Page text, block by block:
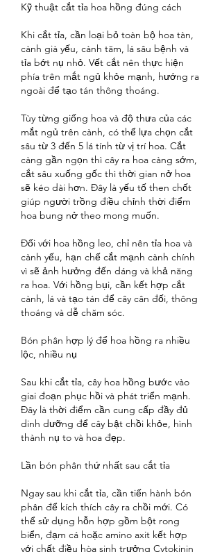
Kỹ thuật cắt tỉa hoa hồng đúng cách
Khi cắt tỉa, cần loại bỏ toàn bộ hoa tàn,
cành già yếu, cành tăm, lá sâu bệnh và
tỉa bớt nụ nhỏ. Vết cắt nên thực hiện
phía trên mắt ngủ khỏe mạnh, hướng ra
ngoài để tạo tán thông thoáng.
Tùy từng giống hoa và độ thưa của các
mắt ngủ trên cành, có thể lựa chọn cắt
sâu từ 3 đến 5 lá tính từ vị trí hoa. Cắt
càng gần ngọn thì cây ra hoa càng sớm,
cắt sâu xuống gốc thì thời gian nở hoa
sẽ kéo dài hơn. Đây là yếu tố then chốt
giúp người trồng điều chỉnh thời điểm
hoa bung nở theo mong muốn.
Đối với hoa hồng leo, chỉ nên tỉa hoa và
cành yếu, hạn chế cắt mạnh cành chính
vì sẽ ảnh hưởng đến dáng và khả năng
ra hoa. Với hồng bụi, cần kết hợp cắt
cành, lá và tạo tán để cây cân đối, thông
thoáng và dễ chăm sóc.
Bón phân hợp lý để hoa hồng ra nhiều
lộc, nhiều nụ
Sau khi cắt tỉa, cây hoa hồng bước vào
giai đoạn phục hồi và phát triển mạnh.
Đây là thời điểm cần cung cấp đầy đủ
dinh dưỡng để cây bật chồi khỏe, hình
thành nụ to và hoa đẹp.
Lần bón phân thứ nhất sau cắt tỉa
Ngay sau khi cắt tỉa, cần tiến hành bón
phân để kích thích cây ra chồi mới. Có
thể sử dụng hỗn hợp gồm bột rong
biển, đạm cá hoặc amino axit kết hợp
với chất điều hòa sinh trưởng Cytokinin